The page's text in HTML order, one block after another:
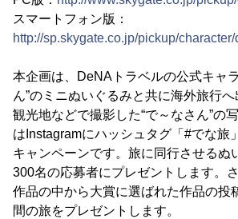
スマートフォン版：
http://sp.skygate.co.jp/pickup/
本企画は、DeNAトラベルの公式キャ
ん”のミニぬいぐるみと共に海外旅行
観光地などで撮影した“で～なさん”の
はInstagramにハッシュタグ「#でな旅
キャンペーンです。旅に同行させるぬ
300名の応募者にプレゼントします。
作品の中から大賞に選ばれた作品の投
間の旅をプレゼントします。